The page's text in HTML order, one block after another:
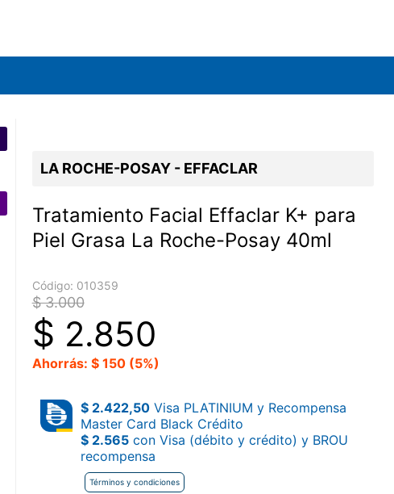
LA ROCHE-POSAY - EFFACLAR
Tratamiento Facial Effaclar K+ para
Piel Grasa La Roche-Posay 40ml
Código: 010359
$ 3.000
$ 2.850
Ahorrás: $ 150 (5%)
$ 2.422,50Visa PLATINIUM y Recompensa
Master Card Black Crédito
$ 2.565con Visa (débito y crédito) y BROU
recompensa
Términos y condiciones